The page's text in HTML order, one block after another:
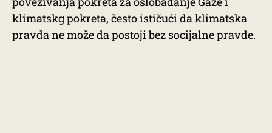
klimatskg pokreta, često ističući da klimatska
pravda ne može da postoji bez socijalne pravde.